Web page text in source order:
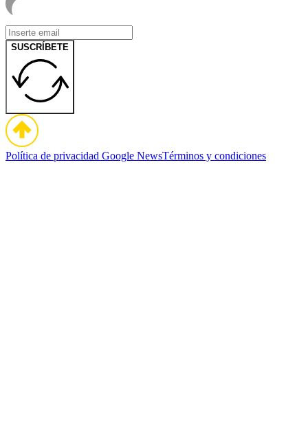
SUSCRÍBETE
Política de privacidad Google NewsTérminos y condiciones